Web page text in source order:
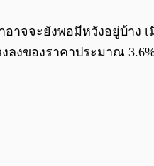
าจจะยังพอมีหวังอยู่บ้าง เ
งลงของราคาประมาณ